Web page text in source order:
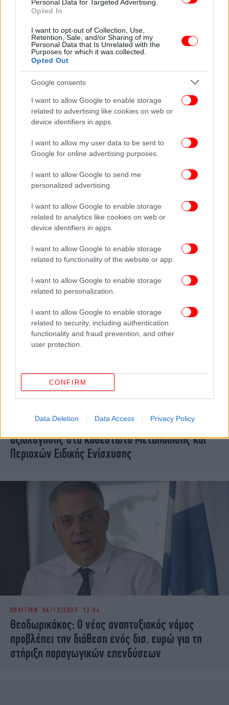
Personal Data for Targeted Advertising.
Opted In
I want to opt-out of Collection, Use,
Retention, Sale, and/or Sharing of my
Personal Data that Is Unrelated with the
Purposes for which it was collected.
Opted Out
Google consents
I want to allow Google to enable storage
related to advertising like cookies on web or
device identifiers in apps.
I want to allow my user data to be sent to
Google for online advertising purposes.
I want to allow Google to send me
personalized advertising.
I want to allow Google to enable storage
related to analytics like cookies on web or
device identifiers in apps.
I want to allow Google to enable storage
related to functionality of the website or app.
I want to allow Google to enable storage
related to personalization.
I want to allow Google to enable storage
related to security, including authentication
functionality and fraud prevention, and other
user protection.
CONFIRM
Data Deletion Data Access Privacy Policy
ΕΛΛΑΔΑ 06/02/2026 10:22
Θεοδωρικάκος: 290 εκατ. ευρώ σε 112
επενδύσεις του νέου Αναπτυξιακού Νόμου, πάνω
από 1.500 νέες θέσεις εργασίας
ΠΟΛΙΤΙΚΗ 25/01/2026 12:25
Θεοδωρικάκος: «Η Βόρεια Ελλάδα στο επίκεντρο
προσωρινοί πίνακες αποτελεσμάτων
αξιολόγησης στα καθεστώτα Μεταποίησης και
Περιοχών Ειδικής Ενίσχυσης
ΠΟΛΙΤΙΚΗ 06/12/2025 12:04
Θεοδωρικάκος: Ο νέος αναπτυξιακός νόμος
προβλέπει την διάθεση ενός δισ. ευρώ για τη
στήριξη παραγωγικών επενδύσεων